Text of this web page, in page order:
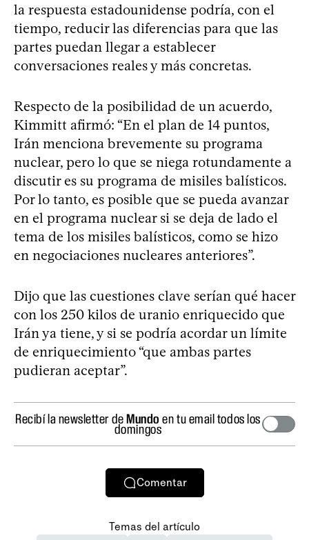
la respuesta estadounidense podría, con el
tiempo, reducir las diferencias para que las
partes puedan llegar a establecer
conversaciones reales y más concretas.
Respecto de la posibilidad de un acuerdo,
Kimmitt afirmó: “En el plan de 14 puntos,
Irán menciona brevemente su programa
nuclear, pero lo que se niega rotundamente a
discutir es su programa de misiles balísticos.
Por lo tanto, es posible que se pueda avanzar
en el programa nuclear si se deja de lado el
tema de los misiles balísticos, como se hizo
en negociaciones nucleares anteriores”.
Dijo que las cuestiones clave serían qué hacer
con los 250 kilos de uranio enriquecido que
Irán ya tiene, y si se podría acordar un límite
de enriquecimiento “que ambas partes
pudieran aceptar”.
Recibí la newsletter deMundo en tu email todos los
domingos
Comentar
Temas del artículo